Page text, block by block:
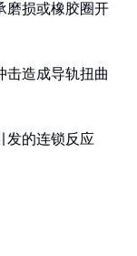
磨损或橡胶圈开
击造成导轨扭曲
发的连锁反应